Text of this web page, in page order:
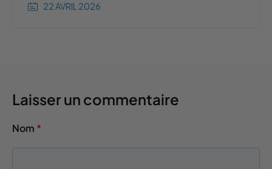
22 AVRIL 2026
Laisser un commentaire
Nom *